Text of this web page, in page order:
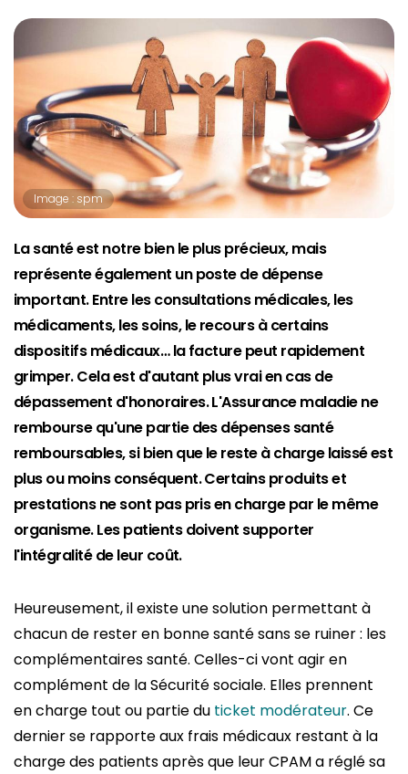
Image : spm
La santé est notre bien le plus précieux, mais
représente également un poste de dépense
important. Entre les consultations médicales, les
médicaments, les soins, le recours à certains
dispositifs médicaux… la facture peut rapidement
grimper. Cela est d'autant plus vrai en cas de
dépassement d'honoraires. L'Assurance maladie ne
rembourse qu'une partie des dépenses santé
remboursables, si bien que le reste à charge laissé est
plus ou moins conséquent. Certains produits et
prestations ne sont pas pris en charge par le même
organisme. Les patients doivent supporter
l'intégralité de leur coût.
Heureusement, il existe une solution permettant à
chacun de rester en bonne santé sans se ruiner : les
complémentaires santé. Celles-ci vont agir en
complément de la Sécurité sociale. Elles prennent
en charge tout ou partie du ticket modérateur. Ce
dernier se rapporte aux frais médicaux restant à la
charge des patients après que leur CPAM a réglé sa